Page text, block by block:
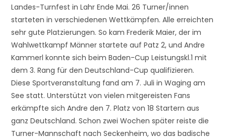
Landes-Turnfest in Lahr Ende Mai. 26 Turner/innen
starteten in verschiedenen Wettkämpfen. Alle erreichten
sehr gute Platzierungen. So kam Frederik Maier, der im
Wahlwettkampf Männer startete auf Patz 2, und Andre
Kammerl konnte sich beim Baden-Cup Leistungskl.1 mit
dem 3. Rang für den Deutschland-Cup qualifizieren.
Diese Sportveranstaltung fand am 7. Juli in Waging am
See statt. Unterstützt von vielen mitgereisten Fans
erkämpfte sich Andre den 7. Platz von 18 Startern aus
ganz Deutschland. Schon zwei Wochen später reiste die
Turner-Mannschaft nach Seckenheim, wo das badische